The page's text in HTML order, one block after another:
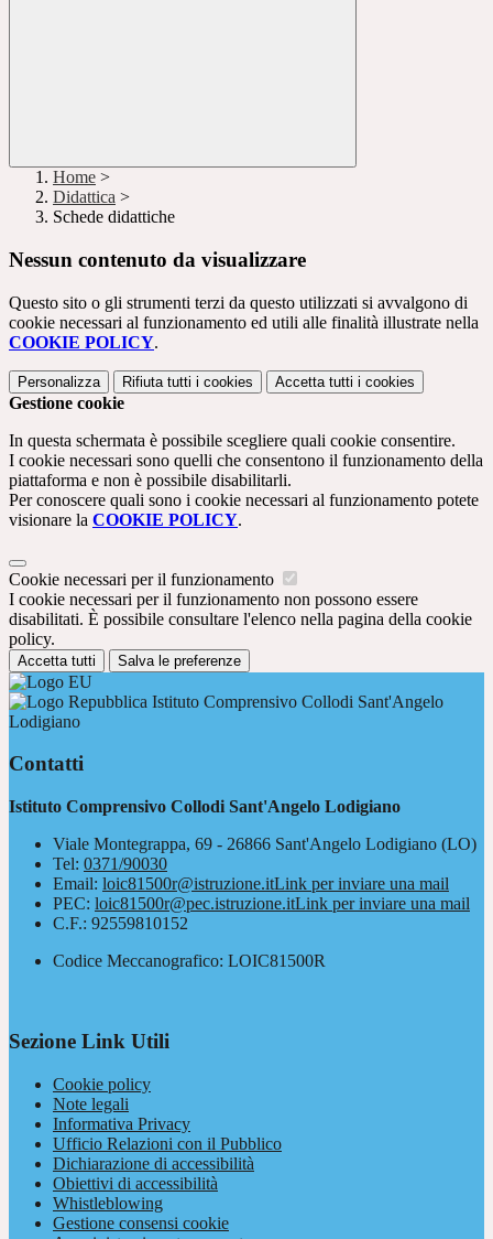
Home >
Didattica >
Schede didattiche
Nessun contenuto da visualizzare
Questo sito o gli strumenti terzi da questo utilizzati si avvalgono di
cookie necessari al funzionamento ed utili alle finalità illustrate nella
COOKIE POLICY.
Personalizza Rifiuta tutti i cookies Accetta tutti i cookies
Gestione cookie
In questa schermata è possibile scegliere quali cookie consentire.
I cookie necessari sono quelli che consentono il funzionamento della
piattaforma e non è possibile disabilitarli.
Per conoscere quali sono i cookie necessari al funzionamento potete
visionare la COOKIE POLICY.
Cookie necessari per il funzionamento
I cookie necessari per il funzionamento non possono essere
disabilitati. È possibile consultare l'elenco nella pagina della cookie
policy.
Accetta tutti Salva le preferenze
Istituto Comprensivo Collodi Sant'Angelo
Lodigiano
Contatti
Istituto Comprensivo Collodi Sant'Angelo Lodigiano
Viale Montegrappa, 69 - 26866 Sant'Angelo Lodigiano (LO)
Tel: 0371/90030
Email: loic81500r@istruzione.itLink per inviare una mail
PEC: loic81500r@pec.istruzione.itLink per inviare una mail
C.F.: 92559810152
Codice Meccanografico: LOIC81500R
Sezione Link Utili
Cookie policy
Note legali
Informativa Privacy
Ufficio Relazioni con il Pubblico
Dichiarazione di accessibilità
Obiettivi di accessibilità
Whistleblowing
Gestione consensi cookie